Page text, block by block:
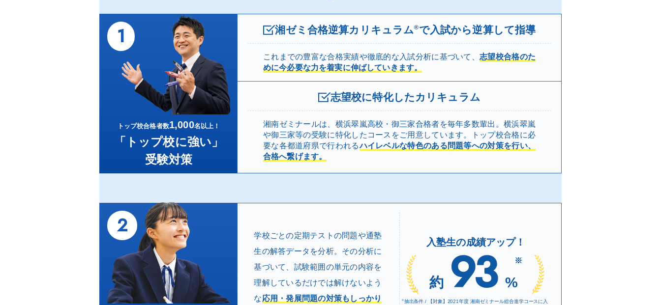
1
トップ校合格者数1,000名以上！
「トップ校に強い」
受験対策
湘ゼミ合格逆算カリキュラム®で入試から逆算して指導
これまでの豊富な合格実績や徹底的な入試分析に基づいて、志望校合格のた
めに今必要な力を着実に伸ばしていきます。
志望校に特化したカリキュラム
湘南ゼミナールは、横浜翠嵐高校・御三家合格者を毎年多数輩出。横浜翠嵐
や御三家等の受験に特化したコースをご用意しています。トップ校合格に必
要な各都道府県で行われるハイレベルな特色のある問題等への対策を行い、
合格へ繋げます。
2
学校ごとの定期テストの問題や通塾
生の解答データを分析。その分析に
基づいて、試験範囲の単元の内容を
理解しているだけでは解けないよう
な応用・発展問題の対策もしっかり
入塾生の成績アップ！
約 93 %
※
※抽出条件 / 【対象】2021年度 湘南ゼミナール総合進学コースに入